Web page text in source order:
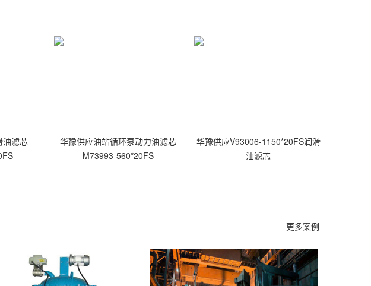
油滤芯
华豫供应油站循环泵动力油滤芯
M73993-560*20FS
华豫供应V93006-1150*20FS润滑
油滤芯
更多案例